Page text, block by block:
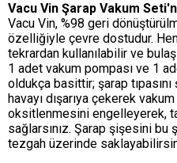
Vacu Vin Şarap Vakum
Vacu Vin, %98 geri
özelliğiyle çevre dostudur.
tekrardan kullanılabilir ve
1 adet vakum pompası ve 1
oldukça basittir; şarap
havayı dışarıya çekerek
oksitlenmesini engelleyerek,
sağlarsınız. Şarap şişesini bu
tezgah üzerinde